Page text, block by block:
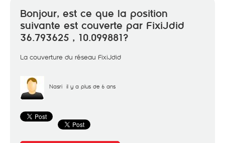
Bonjour, est ce que la position
suivante est couverte par FixiJdid
36.793625 , 10.099881?
La couverture du réseau FixiJdid
Nasri il y a plus de 6 ans